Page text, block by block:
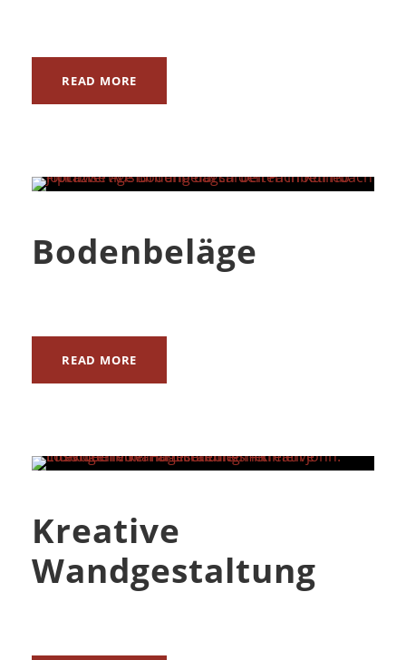
READ MORE
Bodenbeläge
READ MORE
Kreative
Wandgestaltung